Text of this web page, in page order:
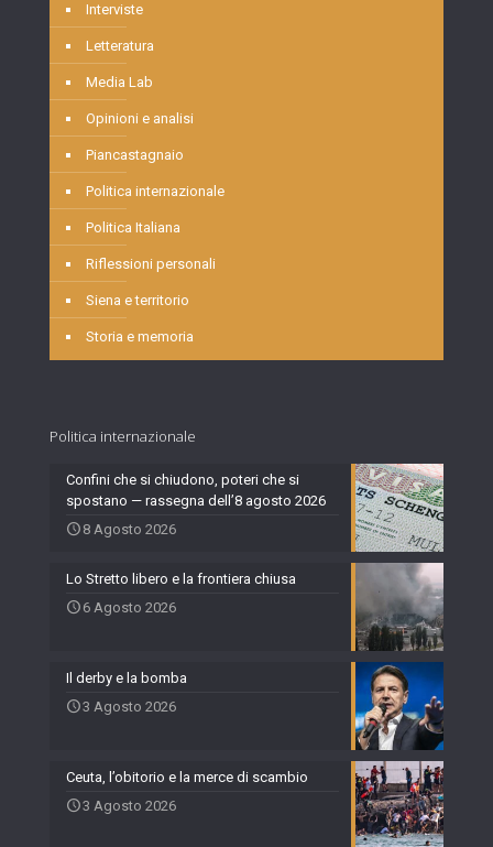
Interviste
Letteratura
Media Lab
Opinioni e analisi
Piancastagnaio
Politica internazionale
Politica Italiana
Riflessioni personali
Siena e territorio
Storia e memoria
Politica internazionale
Confini che si chiudono, poteri che si
spostano — rassegna dell’8 agosto 2026
8 Agosto 2026
Lo Stretto libero e la frontiera chiusa
6 Agosto 2026
Il derby e la bomba
3 Agosto 2026
Ceuta, l’obitorio e la merce di scambio
3 Agosto 2026